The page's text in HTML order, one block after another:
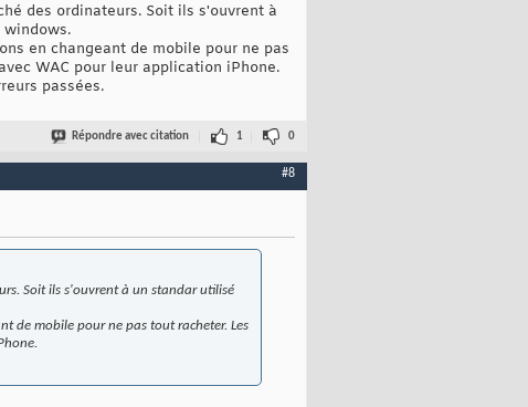
des ordinateurs. Soit ils s'ouvrent à
en changeant de mobile pour ne pas
WAC pour leur application iPhone.
passées.
Répondre avec citation 1 0
#8
Soit ils s'ouvrent à un standar utilisé
de mobile pour ne pas tout racheter. Les